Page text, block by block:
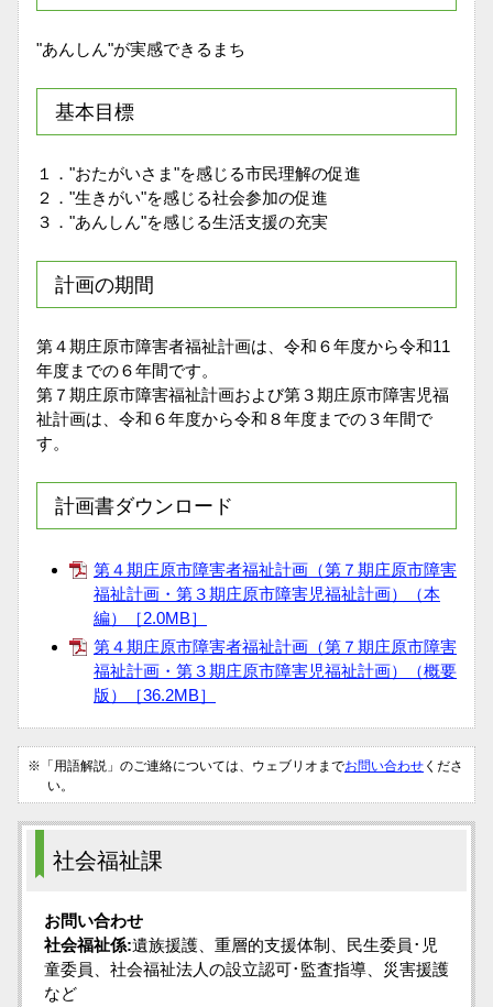
"あんしん"が実感できるまち
基本目標
１．"おたがいさま"を感じる市民理解の促進
２．"生きがい"を感じる社会参加の促進
３．"あんしん"を感じる生活支援の充実
計画の期間
第４期庄原市障害者福祉計画は、令和６年度から令和11
年度までの６年間です。
第７期庄原市障害福祉計画および第３期庄原市障害児福
祉計画は、令和６年度から令和８年度までの３年間で
す。
計画書ダウンロード
第４期庄原市障害者福祉計画（第７期庄原市障害
福祉計画・第３期庄原市障害児福祉計画）（本
編）［2.0MB］
第４期庄原市障害者福祉計画（第７期庄原市障害
福祉計画・第３期庄原市障害児福祉計画）（概要
版）［36.2MB］
※「用語解説」のご連絡については、ウェブリオまでお問い合わせ くださ
い。
社会福祉課
お問い合わせ
社会福祉係:遺族援護、重層的支援体制、民生委員･児
童委員、社会福祉法人の設立認可･監査指導、災害援護
など